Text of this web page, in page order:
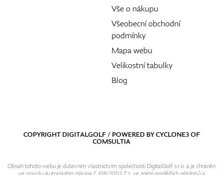
Vše o nákupu
Všeobecní obchodní
podmínky
Mapa webu
Velikostní tabulky
Blog
COPYRIGHT DIGITALGOLF / POWERED BYCYCLONE3OF
COMSULTIA
Obsah tohoto webu je duševním vlastnictvím společnosti DigitalGolf s.r.o. a je chráněn
ve smyslu Autorského zákona č. 618/2003 Z.z. ve znění pozdějších předpisů a